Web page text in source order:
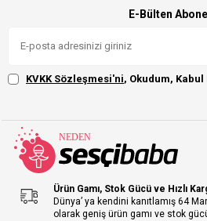
E-Bülten
KVKK Sözleşmesi'ni, Okudum,
Ürün Gamı, Stok Gücü ve Hızlı
Dünya’ ya kendini kanıtlamış 64
olarak geniş ürün gamı ve stok